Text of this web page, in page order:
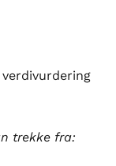
trekke fra: